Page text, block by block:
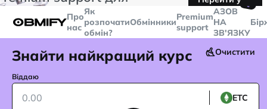
більше
Telegram
Про
нас
Як
розпочати
обмін?
ОбмінникиPremium
support
🤙
AЗОВ
НА
ЗВ'ЯЗКУ
Знайти найкращий курс Очистити
Віддаю
ETC